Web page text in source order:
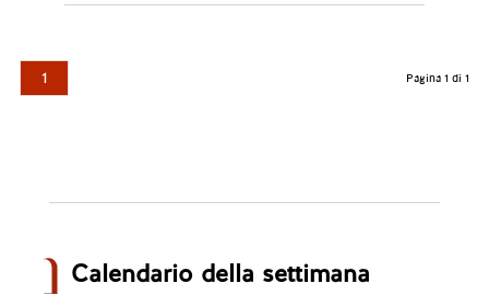
1 Pagina 1 di 1
Calendario della settimana